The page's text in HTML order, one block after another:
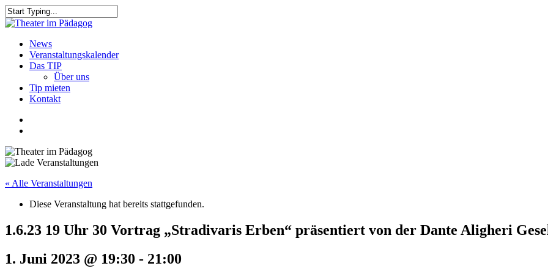
Skip
to
content
Close
search
Menu
News
Veranstaltungskalender
Das TIP
Über uns
Tip mieten
Kontakt
« Alle Veranstaltungen
Diese Veranstaltung hat bereits stattgefunden.
1.6.23 19 Uhr 30 Vortrag „Stradivaris Erben“ präsentiert von der Dante Aligheri
1. Juni 2023 @ 19:30 - 21:00